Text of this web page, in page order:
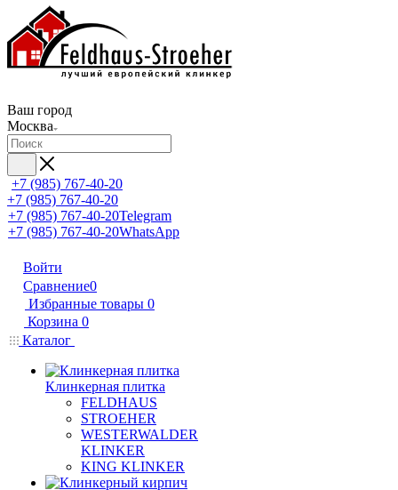
Ваш город
Москва
+7 (985) 767-40-20
+7 (985) 767-40-20
+7 (985) 767-40-20Telegram
+7 (985) 767-40-20WhatsApp
Войти
Сравнение0
Избранные товары 0
Корзина 0
Каталог
Клинкерная плитка
FELDHAUS
STROEHER
WESTERWALDER
KLINKER
KING KLINKER